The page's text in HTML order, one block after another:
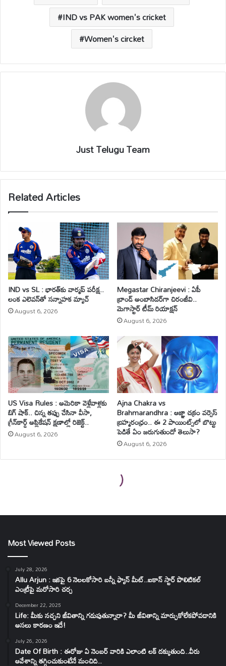
Most Viewed Posts
July 28, 2026
Allu Arjun : ఇకపై 6 నెలలకోసారి బన్నీ ఫ్యాన్ మీట్..ఐకాన్ స్టార్ పొలిటికల్
ఎంట్రీపై మరోసారి చర్చ
December 22, 2025
Life: మీకు నచ్చని జీవితాన్ని గడుపుతున్నారా? మీ జీవితాన్ని మార్చుకోలేకపోవడానికి
అసలు కారణం ఇదే!
July 26, 2026
Date Of Birth : ఈరోజు ఏ నెంబర్ వారికి ఎలాంటి లక్ దక్కుతుంది..వీరు
ఆవేశాన్ని తగ్గించుకుంటేనే మంచిది..